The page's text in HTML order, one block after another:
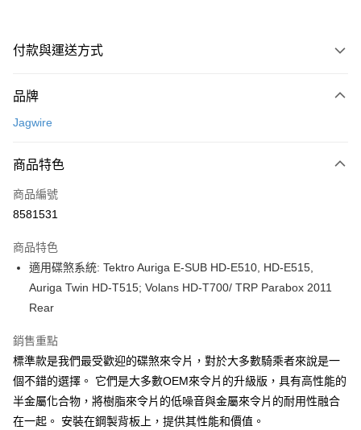
付款與運送方式
信用卡一次付款
LINE Pay
Apple Pay
相關說明
【關於「AFTEE先享後付」】
AFTEE先享後付是「在收到商品之後才付款」的支付方式。 讓您購物簡單
便利好安心！
１．簡單：不需註冊會員、不需綁卡、不需儲值。
３．安心：先確認商品／服務後，再付款。
【「AFTEE先享後付」結帳流程】
１．於結帳方式選擇「AFTEE先享後付」後，將跳轉至「AFTEE先享後付」
結帳頁面，進行簡訊認證並確認金額後，即可完成結帳。
２．訂單成立數日內，您將收到繳費通知簡訊。
３．收到繳費通知簡訊後14天內，點擊此簡訊中的連結，可透過四大超商／
ATM付款
運送方式
全家取貨付款
每筆NT$60
每筆NT$60
品牌
Jagwire
商品特色
商品編號
8581531
商品特色
適用碟煞系統: Tektro Auriga E-SUB HD-E510, HD-E515,
Auriga Twin HD-T515; Volans HD-T700/ TRP Parabox 2011
Rear
銷售重點
標準款是我們最受歡迎的碟煞來令片，對於大多數騎乘者來說是一
個不錯的選擇。 它們是大多數OEM來令片的升級版，具有高性能的
半金屬化合物，將樹脂來令片的低噪音與金屬來令片的耐用性融合
在一起。 安裝在鋼製背板上，提供其性能和價值。